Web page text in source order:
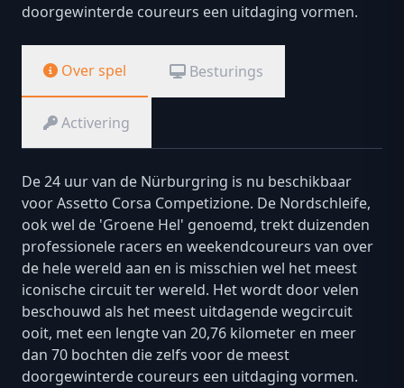
doorgewinterde coureurs een uitdaging vormen.
Over spel Besturings
Activering
De 24 uur van de Nürburgring is nu beschikbaar
voor Assetto Corsa Competizione. De Nordschleife,
ook wel de 'Groene Hel' genoemd, trekt duizenden
professionele racers en weekendcoureurs van over
de hele wereld aan en is misschien wel het meest
iconische circuit ter wereld. Het wordt door velen
beschouwd als het meest uitdagende wegcircuit
ooit, met een lengte van 20,76 kilometer en meer
dan 70 bochten die zelfs voor de meest
doorgewinterde coureurs een uitdaging vormen.